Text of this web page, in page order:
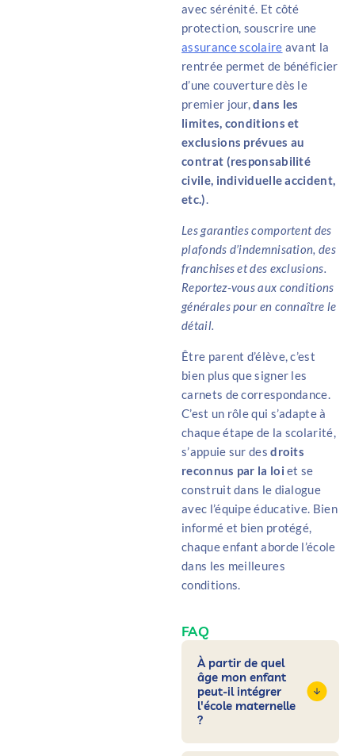
avec sérénité. Et côté
protection, souscrire une
assurance scolaire avant la
rentrée permet de bénéficier
d’une couverture dès le
premier jour,dans les
limites, conditions et
exclusions prévues au
contrat (responsabilité
civile, individuelle accident,
etc.).
Les garanties comportent des
plafonds d’indemnisation, des
franchises et des exclusions.
Reportez-vous aux conditions
générales pour en connaître le
détail.
Être parent d’élève, c’est
bien plus que signer les
carnets de correspondance.
C’est un rôle qui s’adapte à
chaque étape de la scolarité,
s’appuie sur desdroits
reconnus par la loi et se
construit dans le dialogue
avec l’équipe éducative. Bien
informé et bien protégé,
chaque enfant aborde l’école
dans les meilleures
conditions.
FAQ
À partir de quel
âge mon enfant
peut-il intégrer
l'école maternelle
?